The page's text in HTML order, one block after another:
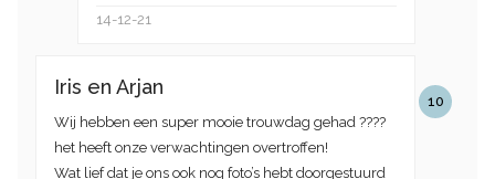
14-12-21
10
Iris en Arjan
Wij hebben een super mooie trouwdag gehad ????
het heeft onze verwachtingen overtroffen!
Wat lief dat je ons ook nog foto’s hebt doorgestuurd